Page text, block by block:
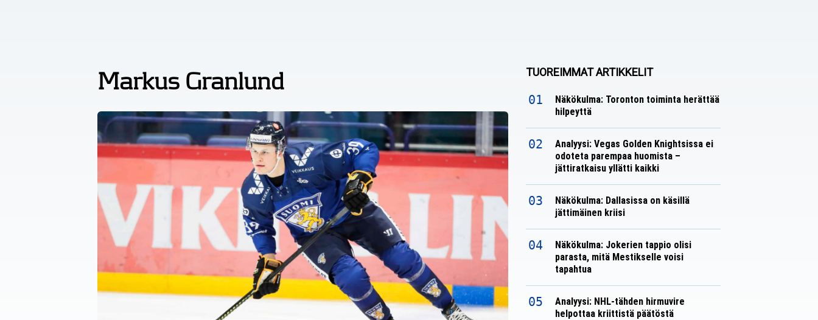
Markus Granlund TUOREIMMAT ARTIKKELIT
Näkökulma: Toronton toiminta herättää
hilpeyttä
Analyysi: Vegas Golden Knightsissa ei
odoteta parempaa huomista –
jättiratkaisu yllätti kaikki
Näkökulma: Dallasissa on käsillä
jättimäinen kriisi
Näkökulma: Jokerien tappio olisi
parasta, mitä Mestikselle voisi
tapahtua
Analyysi: NHL-tähden hirmuvire
helpottaa kriittistä päätöstä